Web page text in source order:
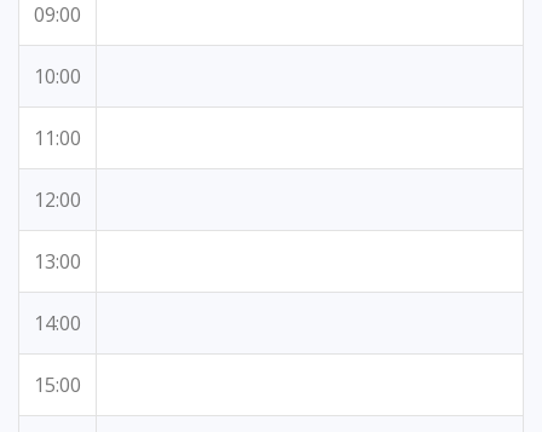
09:00
10:00
11:00
12:00
13:00
14:00
15:00